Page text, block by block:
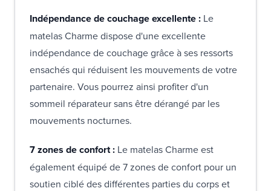
Indépendance de couchage excellente : Le
matelas Charme dispose d'une excellente
indépendance de couchage grâce à ses ressorts
ensachés qui réduisent les mouvements de votre
partenaire. Vous pourrez ainsi profiter d'un
sommeil réparateur sans être dérangé par les
mouvements nocturnes.
7 zones de confort : Le matelas Charme est
également équipé de 7 zones de confort pour un
soutien ciblé des différentes parties du corps et